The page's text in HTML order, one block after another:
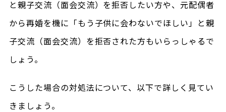
と親子交流（面会交流）を拒否したい方や、元配偶者
から再婚を機に「もう子供に会わないでほしい」と親
子交流（面会交流）を拒否された方もいらっしゃるで
しょう。
こうした場合の対処法について、以下で詳しく見てい
きましょう。